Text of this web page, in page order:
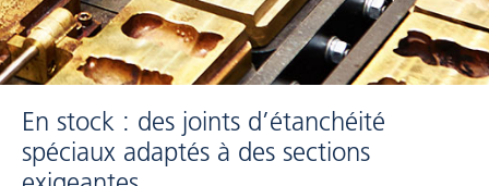
En stock : des joints d’étanchéité
spéciaux adaptés à des sections